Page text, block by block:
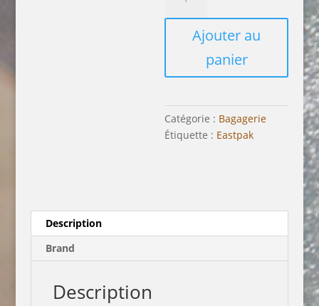
Floid
Ajouter au
panier
Catégorie : Bagagerie
Étiquette : Eastpak
Description
Brand
Description